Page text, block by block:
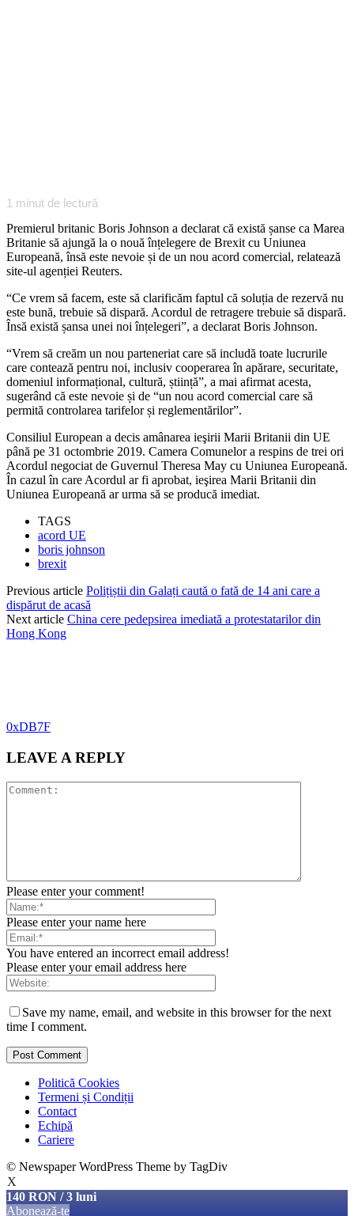
1 minut de lectură
Premierul britanic Boris Johnson a declarat că există șanse ca Marea
Britanie să ajungă la o nouă înțelegere de Brexit cu Uniunea
Europeană, însă este nevoie și de un nou acord comercial, relatează
site-ul agenției Reuters.
“Ce vrem să facem, este să clarificăm faptul că soluția de rezervă nu
este bună, trebuie să dispară. Acordul de retragere trebuie să dispară.
Însă există șansa unei noi înțelegeri”, a declarat Boris Johnson.
“Vrem să creăm un nou parteneriat care să includă toate lucrurile
care contează pentru noi, inclusiv cooperarea în apărare, securitate,
domeniul informațional, cultură, știință”, a mai afirmat acesta,
sugerând că este nevoie și de “un nou acord comercial care să
permită controlarea tarifelor și reglementărilor”.
Consiliul European a decis amânarea ieşirii Marii Britanii din UE
până pe 31 octombrie 2019. Camera Comunelor a respins de trei ori
Acordul negociat de Guvernul Theresa May cu Uniunea Europeană.
În cazul în care Acordul ar fi aprobat, ieşirea Marii Britanii din
Uniunea Europeană ar urma să se producă imediat.
TAGS
acord UE
boris johnson
brexit
Previous article Polițiștii din Galați caută o fată de 14 ani care a
dispărut de acasă
Next article China cere pedepsirea imediată a protestatarilor din
Hong Kong
0xDB7F
LEAVE A REPLY
Please enter your comment!
Please enter your name here
You have entered an incorrect email address!
Please enter your email address here
Save my name, email, and website in this browser for the next
time I comment.
Politică Cookies
Termeni și Condiții
Contact
Echipă
Cariere
© Newspaper WordPress Theme by TagDiv
X
140 RON / 3 luni
Abonează-te